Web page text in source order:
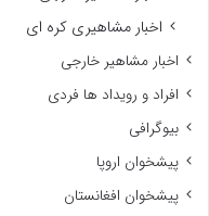
اخبار مشاهیری کره ای
اخبار مشاهیر خارجی
افراد و رویداد ها فردی
بیوگرافی
پیشخوان اروپا
پیشخوان افغانستان